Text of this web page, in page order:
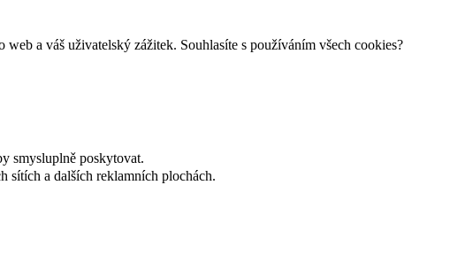
a váš uživatelský zážitek. Souhlasíte s používáním všech cookies?
smysluplně poskytovat.
sítích a dalších reklamních plochách.